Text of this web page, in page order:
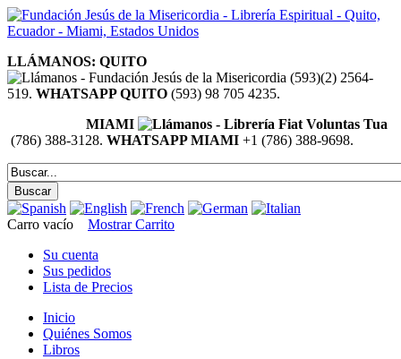
LLÁMANOS: QUITO
(593)(2) 2564-
519. WHATSAPP QUITO (593) 98 705 4235.
MIAMI
(786) 388-3128. WHATSAPP MIAMI +1 (786) 388-9698.
Carro vacío
Mostrar Carrito
Su cuenta
Sus pedidos
Lista de Precios
Inicio
Quiénes Somos
Libros